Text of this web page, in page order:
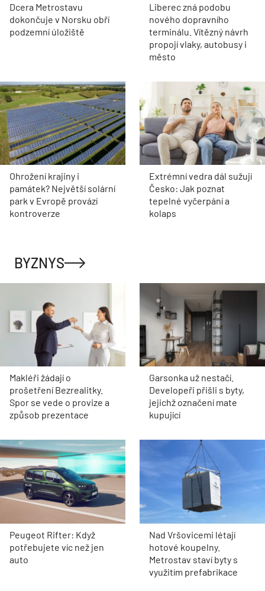
Dcera Metrostavu
dokončuje v Norsku obří
podzemní úložiště
Liberec zná podobu
nového dopravního
terminálu. Vítězný návrh
propojí vlaky, autobusy i
město
Ohrožení krajiny i
památek? Největší solární
park v Evropě provází
kontroverze
Extrémní vedra dál sužují
Česko: Jak poznat
tepelné vyčerpání a
kolaps
BYZNYS
Makléři žádají o
prošetření Bezrealitky.
Spor se vede o provize a
způsob prezentace
Garsonka už nestačí.
Developeři přišli s byty,
jejichž označení mate
kupující
Peugeot Rifter: Když
potřebujete víc než jen
auto
Nad Vršovicemi létají
hotové koupelny.
Metrostav staví byty s
využitím prefabrikace